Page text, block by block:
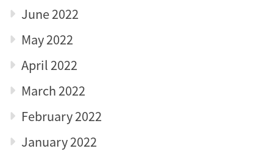
June 2022
May 2022
April 2022
March 2022
February 2022
January 2022